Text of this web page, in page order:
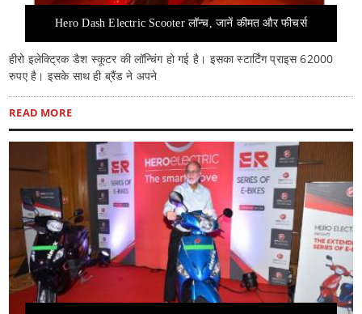
Hero Dash Electric Scooter लॉन्च, जानें कीमत और फीचर्स
हीरो इलेक्ट्रिक डैश स्कूटर की लॉन्चिंग हो गई है। इसका स्टार्टिंग प्राइस 62000
रुपए है। इसके साथ ही ब्रैंड ने अपने
READ MORE